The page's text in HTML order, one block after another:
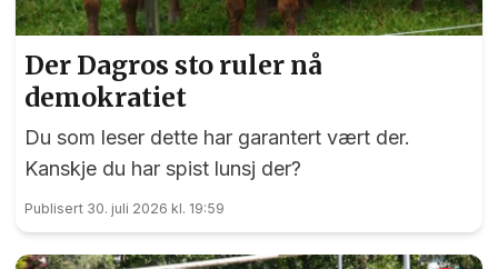
Der Dagros sto ruler nå
demokratiet
Du som leser dette har garantert vært der.
Kanskje du har spist lunsj der?
Publisert 30. juli 2026 kl. 19:59